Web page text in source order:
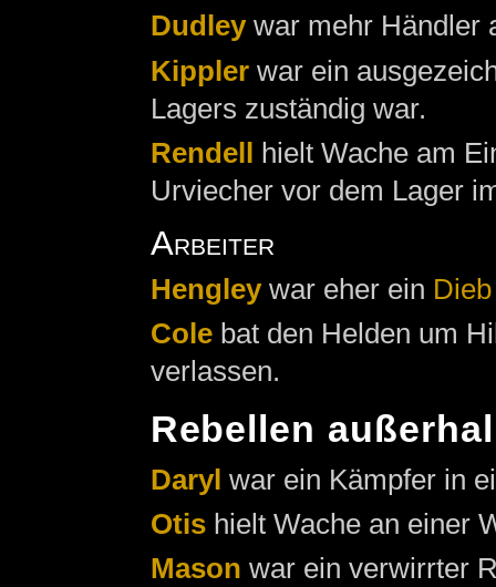
Dudleywar mehr Händler
Kipplerwar ein
Lagers zuständig war.
Rendell hielt Wache am
Urviecher vor dem Lager
Arbeiter
Hengleywar eher ein Dieb
Colebat den Helden um
verlassen.
Rebellen
Daryl war ein Kämpfer in
Otishielt Wache an einer
Mason war ein verwirrter